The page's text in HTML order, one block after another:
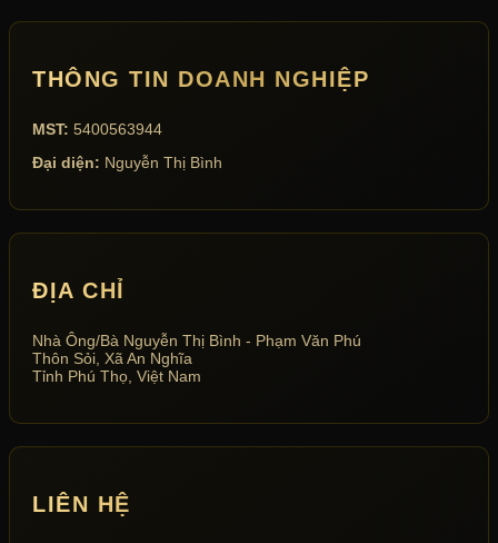
THÔNG TIN DOANH NGHIỆP
MST: 5400563944
Đại diện: Nguyễn Thị Bình
ĐỊA CHỈ
Nhà Ông/Bà Nguyễn Thị Bình - Phạm Văn Phú
Thôn Sỏi, Xã An Nghĩa
Tỉnh Phú Thọ, Việt Nam
LIÊN HỆ